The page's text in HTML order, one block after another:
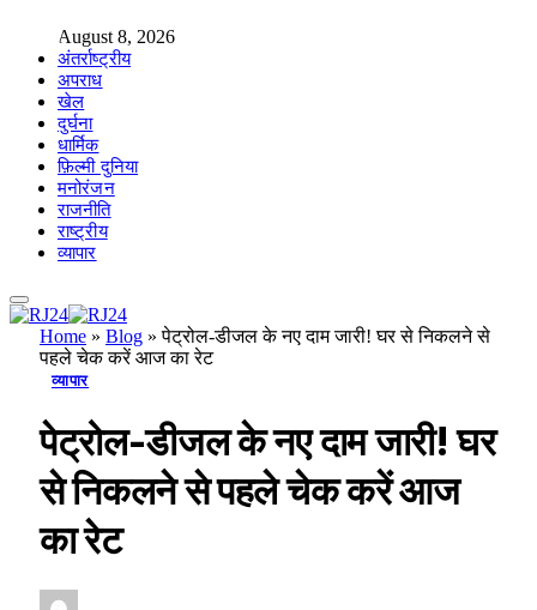
August 8, 2026
अंतर्राष्ट्रीय
अपराध
खेल
दुर्घना
धार्मिक
फ़िल्मी दुनिया
मनोरंजन
राजनीति
राष्ट्रीय
व्यापार
Home » Blog »पेट्रोल-डीजल के नए दाम जारी! घर से निकलने से
पहले चेक करें आज का रेट
व्यापार
पेट्रोल-डीजल के नए दाम जारी! घर
से निकलने से पहले चेक करें आज
का रेट